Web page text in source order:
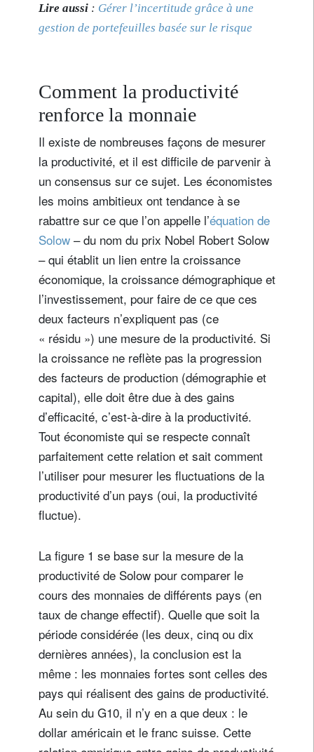
Lire aussi : Gérer l’incertitude grâce à une
gestion de portefeuilles basée sur le risque
Comment la productivité
renforce la monnaie
Il existe de nombreuses façons de mesurer
la productivité, et il est difficile de parvenir à
un consensus sur ce sujet. Les économistes
les moins ambitieux ont tendance à se
rabattre sur ce que l’on appelle l’équation de
Solow – du nom du prix Nobel Robert Solow
– qui établit un lien entre la croissance
économique, la croissance démographique et
l’investissement, pour faire de ce que ces
deux facteurs n’expliquent pas (ce
« résidu ») une mesure de la productivité. Si
la croissance ne reflète pas la progression
des facteurs de production (démographie et
capital), elle doit être due à des gains
d’efficacité, c’est-à-dire à la productivité.
Tout économiste qui se respecte connaît
parfaitement cette relation et sait comment
l’utiliser pour mesurer les fluctuations de la
productivité d’un pays (oui, la productivité
fluctue).
La figure 1 se base sur la mesure de la
productivité de Solow pour comparer le
cours des monnaies de différents pays (en
taux de change effectif). Quelle que soit la
période considérée (les deux, cinq ou dix
dernières années), la conclusion est la
même : les monnaies fortes sont celles des
pays qui réalisent des gains de productivité.
Au sein du G10, il n’y en a que deux : le
dollar américain et le franc suisse. Cette